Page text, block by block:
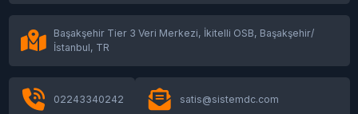
Colocation Sağlayıcısı Seçerken 15 Maddelik
Kontrol Listesi
Private Cage mi Shared Rack mi? Colocation
Başakşehir Tier 3 Veri Merkezi, İkitelli OSB, Başakşehir/
İstanbul, TR
02243340242 satis@sistemdc.com